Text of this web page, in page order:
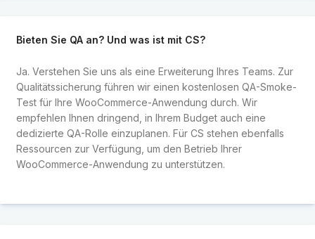
Bieten Sie QA an? Und was ist mit CS?
Ja. Verstehen Sie uns als eine Erweiterung Ihres Teams. Zur
Qualitätssicherung führen wir einen kostenlosen QA-Smoke-
Test für Ihre WooCommerce-Anwendung durch. Wir
empfehlen Ihnen dringend, in Ihrem Budget auch eine
dedizierte QA-Rolle einzuplanen. Für CS stehen ebenfalls
Ressourcen zur Verfügung, um den Betrieb Ihrer
WooCommerce-Anwendung zu unterstützen.